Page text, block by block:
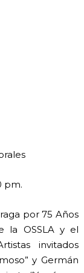
pm.
por 75 Años
la OSSLA y el
invitados
y Germán